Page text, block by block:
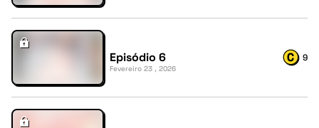
Episódio 6
Fevereiro 23 , 2026
9